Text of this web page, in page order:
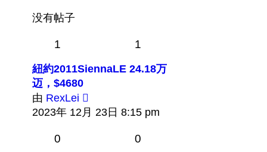
没有帖子
1 1
紐約2011SiennaLE 24.18万
迈，$4680
由 RexLei
看
2023年 12月 23日 8:15 pm
0 0